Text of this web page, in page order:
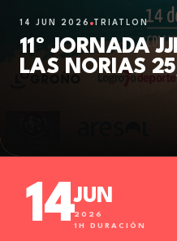
14 JUN 2026 TRIATLÓN
11º JORNADA
LAS NORIAS
14JUN
2026
1H DURACIÓN